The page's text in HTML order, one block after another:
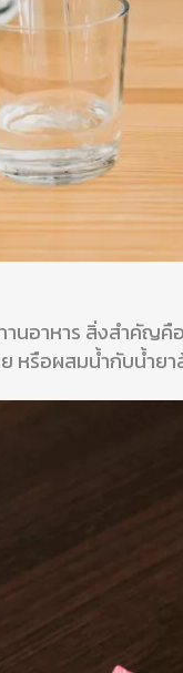
านอาหาร สิ่งสำคั
หรือผสมน้ำกับน้ำย